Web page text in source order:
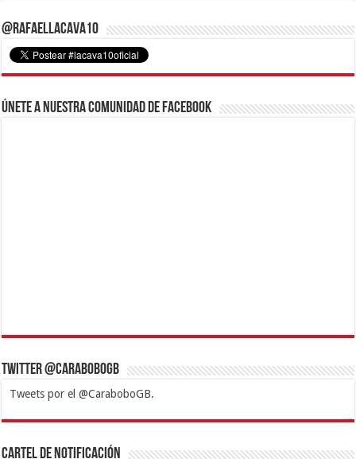
@RafaelLacava10
Únete a nuestra comunidad de Facebook
Twitter @CaraboboGB
Tweets por el @CaraboboGB.
1xbetBetturkeyBetistKralbetSupertotobetTipobetMatadorbetMariobet
https://mvbcasino.com/
Cartel de Notificación